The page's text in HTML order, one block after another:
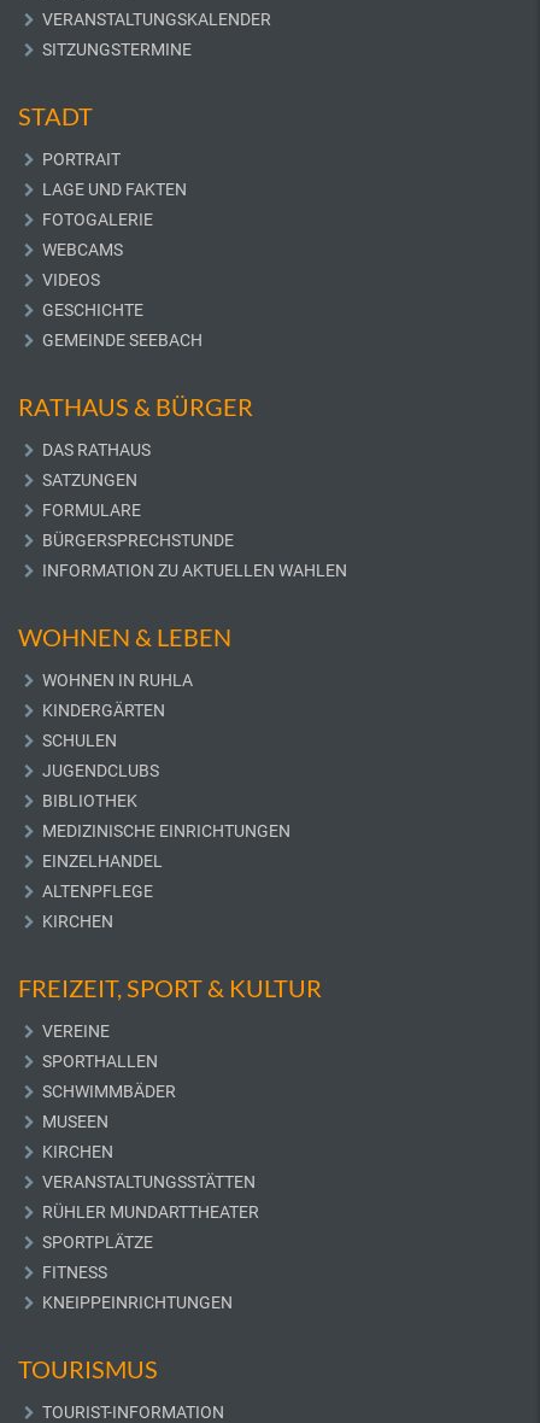
VERANSTALTUNGSKALENDER
SITZUNGSTERMINE
STADT
PORTRAIT
LAGE UND FAKTEN
FOTOGALERIE
WEBCAMS
VIDEOS
GESCHICHTE
GEMEINDE SEEBACH
RATHAUS & BÜRGER
DAS RATHAUS
SATZUNGEN
FORMULARE
BÜRGERSPRECHSTUNDE
INFORMATION ZU AKTUELLEN WAHLEN
WOHNEN & LEBEN
WOHNEN IN RUHLA
KINDERGÄRTEN
SCHULEN
JUGENDCLUBS
BIBLIOTHEK
MEDIZINISCHE EINRICHTUNGEN
EINZELHANDEL
ALTENPFLEGE
KIRCHEN
FREIZEIT, SPORT & KULTUR
VEREINE
SPORTHALLEN
SCHWIMMBÄDER
MUSEEN
KIRCHEN
VERANSTALTUNGSSTÄTTEN
RÜHLER MUNDARTTHEATER
SPORTPLÄTZE
FITNESS
KNEIPPEINRICHTUNGEN
TOURISMUS
TOURIST-INFORMATION